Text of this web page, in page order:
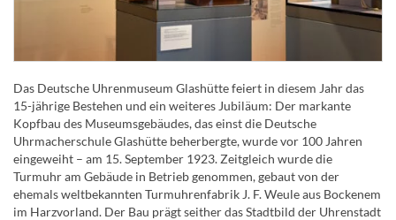
Das Deutsche Uhrenmuseum Glashütte feiert in diesem Jahr das
15-jährige Bestehen und ein weiteres Jubiläum: Der markante
Kopfbau des Museumsgebäudes, das einst die Deutsche
Uhrmacherschule Glashütte beherbergte, wurde vor 100 Jahren
eingeweiht – am 15. September 1923. Zeitgleich wurde die
Turmuhr am Gebäude in Betrieb genommen, gebaut von der
ehemals weltbekannten Turmuhrenfabrik J. F. Weule aus Bockenem
im Harzvorland. Der Bau prägt seither das Stadtbild der Uhrenstadt